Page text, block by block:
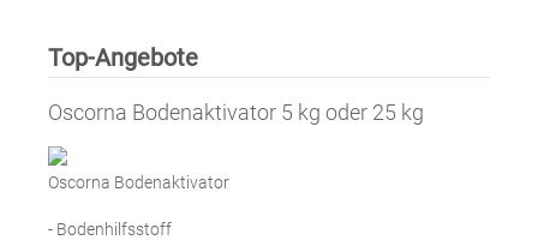
Top-Angebote
Oscorna Bodenaktivator 5 kg oder 25 kg
Oscorna Bodenaktivator
- Bodenhilfsstoff